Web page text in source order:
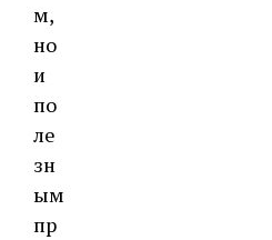
м,
но
и
по
ле
зн
ым
пр